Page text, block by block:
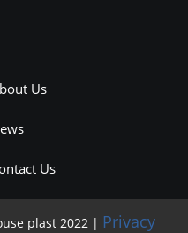
Us
Us
plast 2022 | Privacy